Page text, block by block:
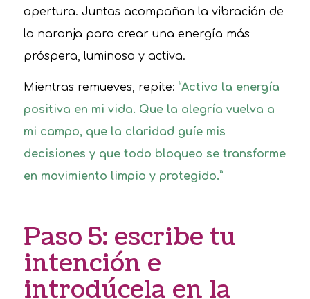
apertura. Juntas acompañan la vibración de
la naranja para crear una energía más
próspera, luminosa y activa.
Mientras remueves, repite: “Activo la energía
positiva en mi vida. Que la alegría vuelva a
mi campo, que la claridad guíe mis
decisiones y que todo bloqueo se transforme
en movimiento limpio y protegido.”
Paso 5: escribe tu
intención e
introdúcela en la